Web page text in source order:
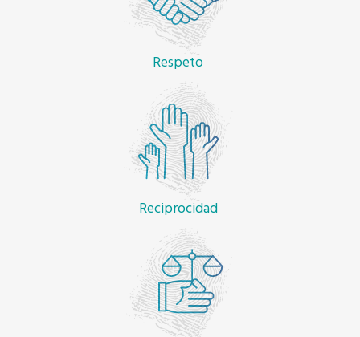
Respeto
Reciprocidad